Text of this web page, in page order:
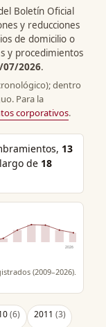
Boletín Oficial
y reducciones
de domicilio o
y procedimientos
07/2026.
dentro
Para la
corporativos.
13
de 18
2026
(2009–2026).
(6) 2011 (3)